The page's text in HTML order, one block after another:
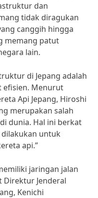
dan
tidak diragukan
canggih hingga
memang patut
lain.
di Jepang adalah
efisien. Menurut
Api Jepang, Hiroshi
merupakan salah
dunia. Hal ini berkat
untuk
api.”
jaringan jalan
Jenderal
Kenichi